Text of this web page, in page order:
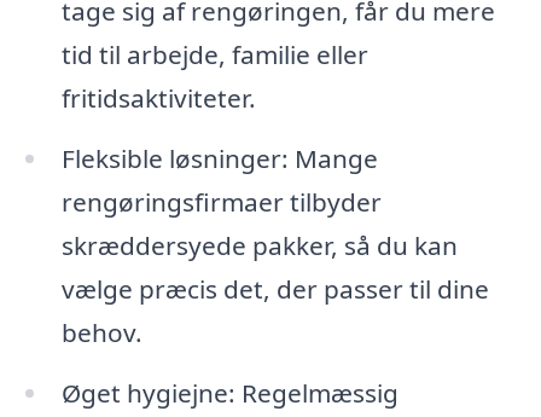
tage sig af rengøringen, får du mere
tid til arbejde, familie eller
fritidsaktiviteter.
Fleksible løsninger: Mange
rengøringsfirmaer tilbyder
skræddersyede pakker, så du kan
vælge præcis det, der passer til dine
behov.
Øget hygiejne: Regelmæssig